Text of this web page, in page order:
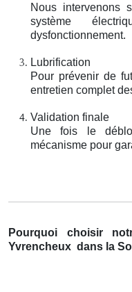
Nous intervenons
système
dysfonctionnement.
Lubrification
Pour prévenir de
entretien complet
Validation finale
Une fois le
mécanisme pour
Pourquoi choisir
Yvrencheux dans la